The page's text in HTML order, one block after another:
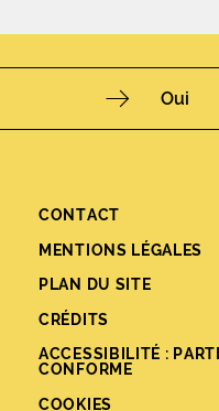
Oui
CONTACT
MENTIONS LÉGALES
PLAN DU SITE
CRÉDITS
ACCESSIBILITÉ :
CONFORME
COOKIES